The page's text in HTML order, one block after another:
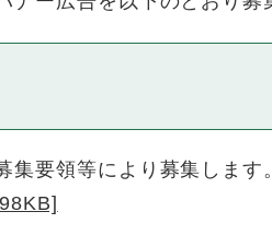
集要領等により募集します